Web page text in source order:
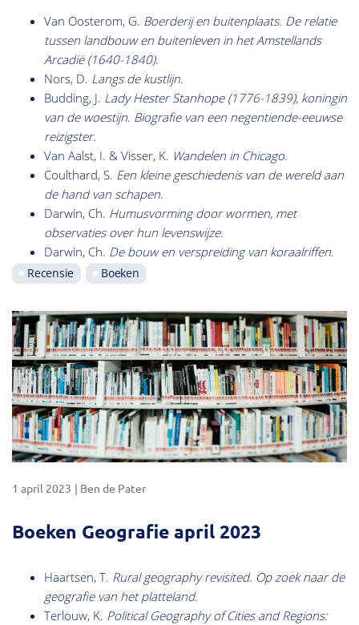
Van Oosterom, G. Boerderij en buitenplaats. De relatie
tussen landbouw en buitenleven in het Amstellands
Arcadië (1640-1840).
Nors, D. Langs de kustlijn.
Budding, J. Lady Hester Stanhope (1776-1839), koningin
van de woestijn. Biografie van een negentiende-eeuwse
reizigster.
Van Aalst, I. & Visser, K. Wandelen in Chicago.
Coulthard, S. Een kleine geschiedenis van de wereld aan
de hand van schapen.
Darwin, Ch. Humusvorming door wormen, met
observaties over hun levenswijze.
Darwin, Ch. De bouw en verspreiding van koraalriffen.
Recensie Boeken
1 april 2023 Ben de Pater
Boeken Geografie april 2023
Haartsen, T. Rural geography revisited. Op zoek naar de
geografie van het platteland.
Terlouw, K. Political Geography of Cities and Regions: